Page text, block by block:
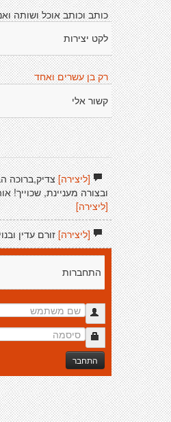
כותב וכותב אוכל ושותה
לקט יצירות
רק בן עשרים ואחד
קשור אלי
[ליצירה]צדיק,ברוכה
ובצורה מעניינת,
[ליצירה]
[ליצירה]זורם עדין
התחברות
התחבר